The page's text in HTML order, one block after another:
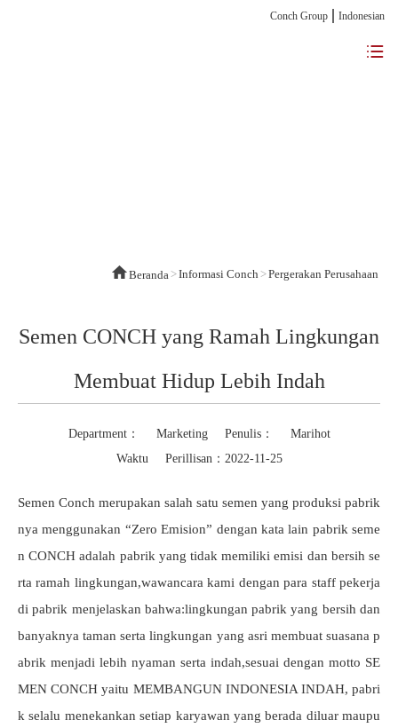
Conch Group Indonesian
Beranda >Informasi Conch >Pergerakan Perusahaan
Semen CONCH yang Ramah Lingkungan
Membuat Hidup Lebih Indah
Department： Marketing Penulis： Marihot
Waktu Perillisan：2022-11-25
Semen Conch merupakan salah satu semen yang produksi pabrik
nya menggunakan “Zero Emision” dengan kata lain pabrik seme
n CONCH adalah pabrik yang tidak memiliki emisi dan bersih se
rta ramah lingkungan,wawancara kami dengan para staff pekerja
di pabrik menjelaskan bahwa:lingkungan pabrik yang bersih dan
banyaknya taman serta lingkungan yang asri membuat suasana p
abrik menjadi lebih nyaman serta indah,sesuai dengan motto SE
MEN CONCH yaitu MEMBANGUN INDONESIA INDAH, pabri
k selalu menekankan setiap karyawan yang berada diluar maupu